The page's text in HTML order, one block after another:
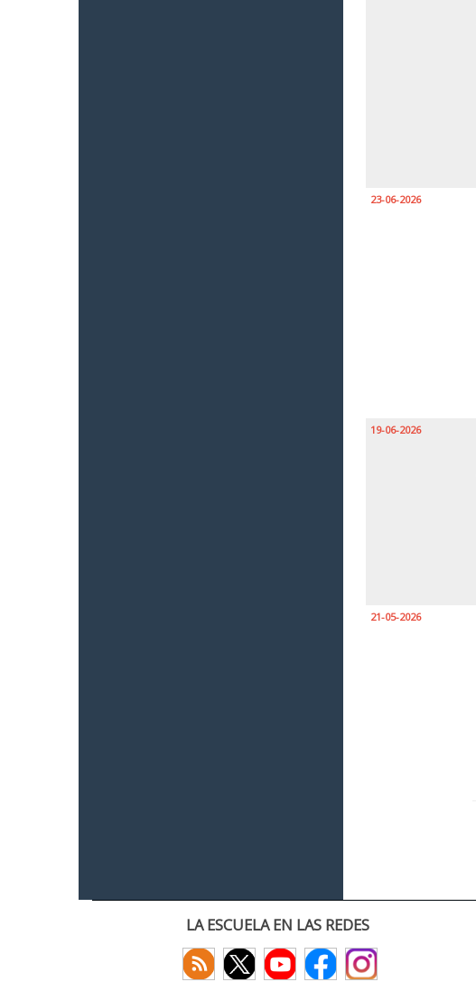
23-06-2026
19-06-2026
21-05-2026
LA ESCUELA EN LAS REDES